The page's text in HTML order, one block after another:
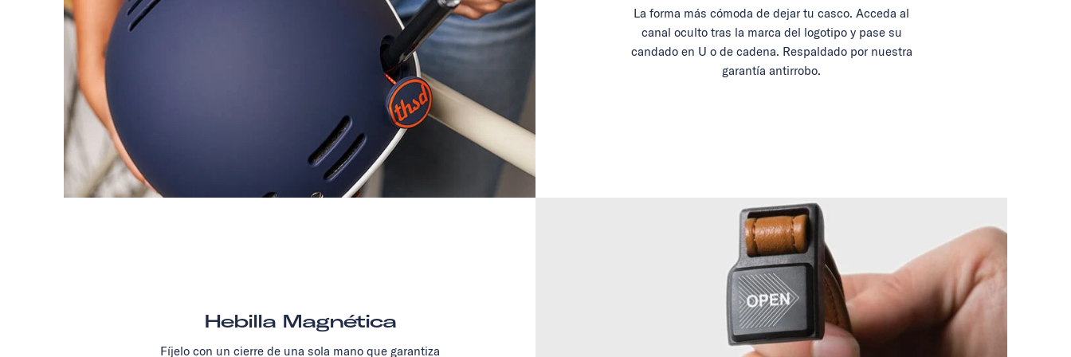
La forma más cómoda de dejar tu casco. Acceda al
canal oculto tras la marca del logotipo y pase su
candado en U o de cadena. Respaldado por nuestra
garantía antirrobo.
Hebilla Magnética
Fíjelo con un cierre de una sola mano que garantiza